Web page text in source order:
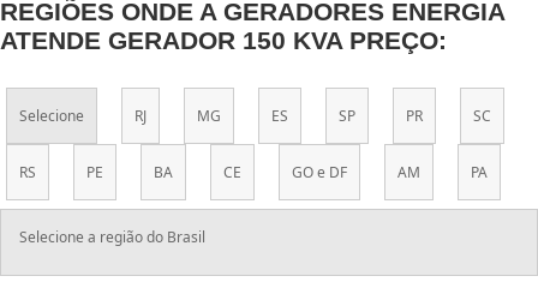
REGIÕES ONDE A GERADORES ENERGIA
ATENDE GERADOR 150 KVA PREÇO:
Selecione RJ MG ES SP PR SC
RS PE BA CE GO e DF AM PA
Selecione a região do Brasil